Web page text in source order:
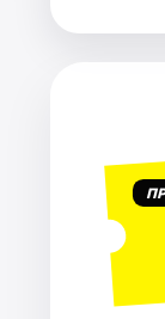
Артисты